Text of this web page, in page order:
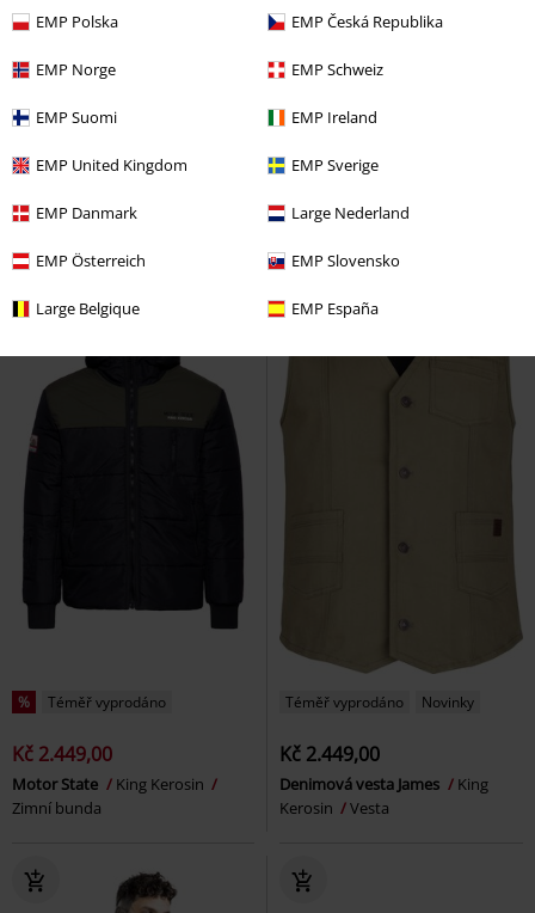
EMP Polska EMP Česká Republika
EMP Norge EMP Schweiz
EMP Suomi EMP Ireland
EMP United Kingdom EMP Sverige
EMP Danmark Large Nederland
EMP Österreich EMP Slovensko
Large Belgique EMP España
Košile AOP Tropical Sea
rukávem
Colorado Puffer Jacket
% Téměř vyprodáno
Kč 2.449,00
Motor State
King Kerosin
Zimní bunda
Téměř vyprodáno Novinky
Kč 2.449,00
Denimová vesta James
King
Kerosin
Vesta